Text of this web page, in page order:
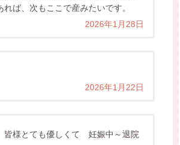
ば、次もここで産みたいです。
2026年1月28日
2026年1月22日
様とても優しくて 妊娠中～退院